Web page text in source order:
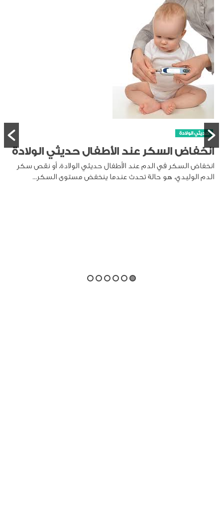
حديثي الولادة
انخفاض السكر عند الأطفال حديثي الولادة
انخفاض السكر في الدم عند الأطفال حديثي الولادة، أو نقص سكر
الدم الوليدي، هو حالة تحدث عندما ينخفض مستوى السكر...